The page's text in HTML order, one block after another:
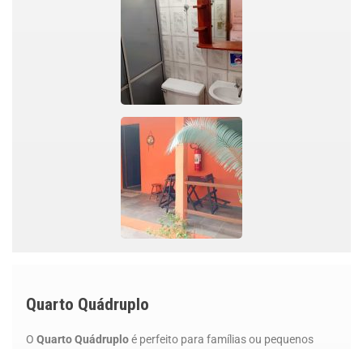
Quarto Quádruplo
O Quarto Quádruploé perfeito para famílias ou pequenos